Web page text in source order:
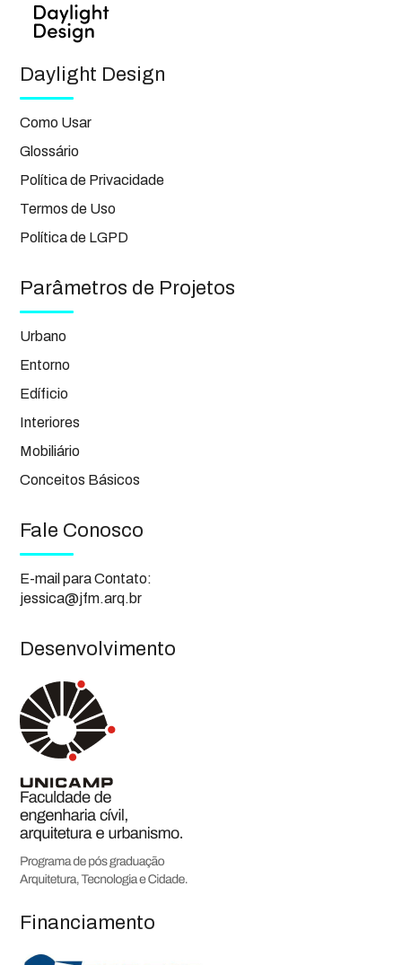
Daylight Design
Como Usar
Glossário
Política de Privacidade
Termos de Uso
Política de LGPD
Parâmetros de Projetos
Urbano
Entorno
Edíficio
Interiores
Mobiliário
Conceitos Básicos
Fale Conosco
E-mail para Contato:
jessica@jfm.arq.br
Desenvolvimento
Financiamento